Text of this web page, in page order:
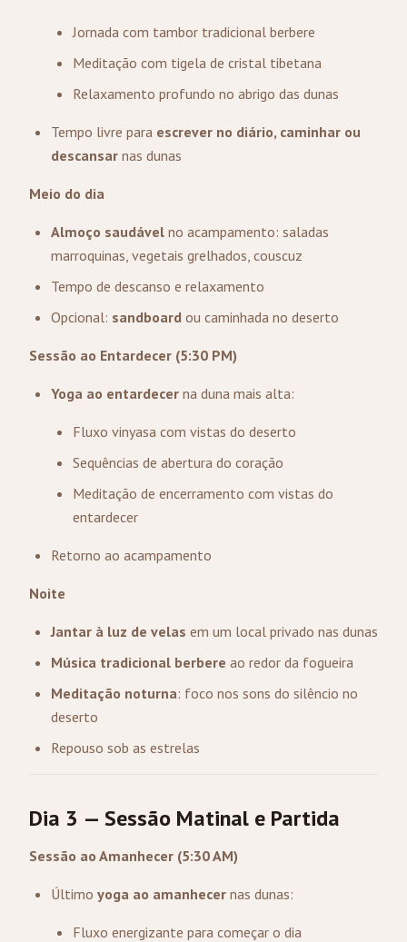
Jornada com tambor tradicional berbere
Meditação com tigela de cristal tibetana
Relaxamento profundo no abrigo das dunas
Tempo livre para escrever no diário, caminhar ou
descansar nas dunas
Meio do dia
Almoço saudável no acampamento: saladas
marroquinas, vegetais grelhados, couscuz
Tempo de descanso e relaxamento
Opcional: sandboard ou caminhada no deserto
Sessão ao Entardecer (5:30 PM)
Yoga ao entardecer na duna mais alta:
Fluxo vinyasa com vistas do deserto
Sequências de abertura do coração
Meditação de encerramento com vistas do
entardecer
Retorno ao acampamento
Noite
Jantar à luz de velas em um local privado nas dunas
Música tradicional berbere ao redor da fogueira
Meditação noturna: foco nos sons do silêncio no
deserto
Repouso sob as estrelas
Dia 3 — Sessão Matinal e Partida
Sessão ao Amanhecer (5:30 AM)
Último yoga ao amanhecer nas dunas:
Fluxo energizante para começar o dia